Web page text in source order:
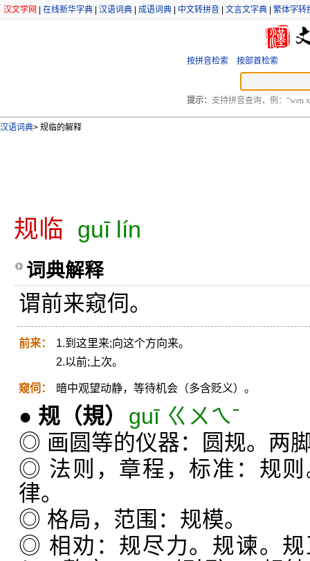
汉文学网 在线新华字典 汉语词典 成语词典 中文转拼音 文言文字典 繁体字转
按拼音检索 按部首检索
提示： 支持拼音查询，例：“wen
汉语词典> 规临的解释
规临 guī lín
词典解释
谓前来窥伺。
前来：
1.到这里来;向这个方向来。
2.以前;上次。
窥伺： 暗中观望动静，等待机会（多含贬义）。
● 规 （規）
guī ㄍㄨㄟˉ
◎ 画圆等的仪器：圆规。两
◎ 法则，章程，标准：规
律。
◎ 格局，范围：规模。
◎ 相劝：规尽力。规谏。